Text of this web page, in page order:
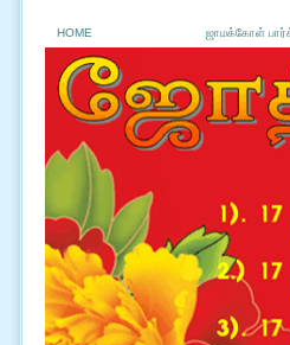
HOME ஜாமக்கோள்